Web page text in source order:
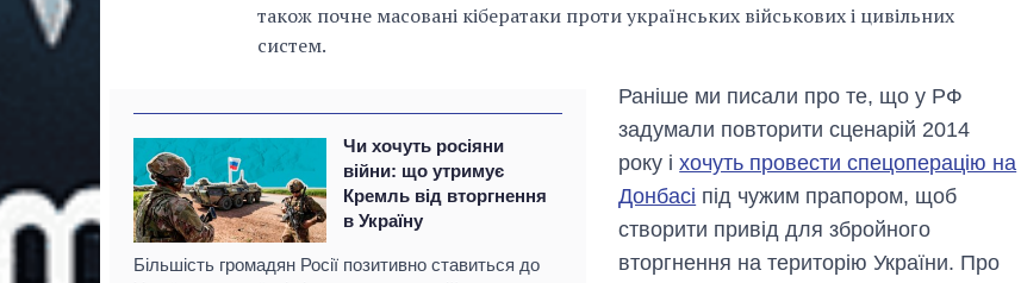
також почне масовані кібератаки проти українських військових і цивільних
систем.
Чи хочуть росіяни
війни: що утримує
Кремль від вторгнення
в Україну
Більшість громадян Росії позитивно ставиться до
Раніше ми писали про те, що у РФ
задумали повторити сценарій 2014
року іхочуть провести спецоперацію на
Донбасі під чужим прапором, щоб
створити привід для збройного
вторгнення на територію України. Про